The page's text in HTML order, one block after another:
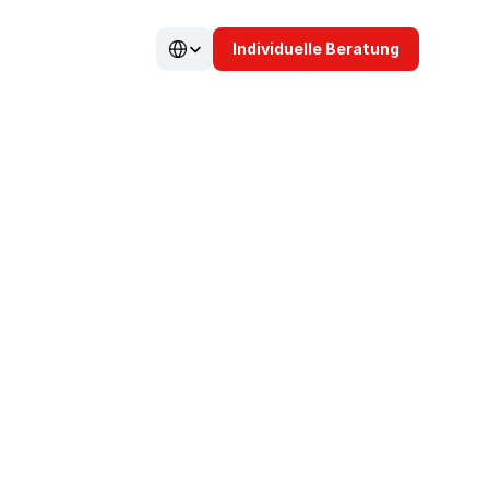
Individuelle Beratung
Select Language